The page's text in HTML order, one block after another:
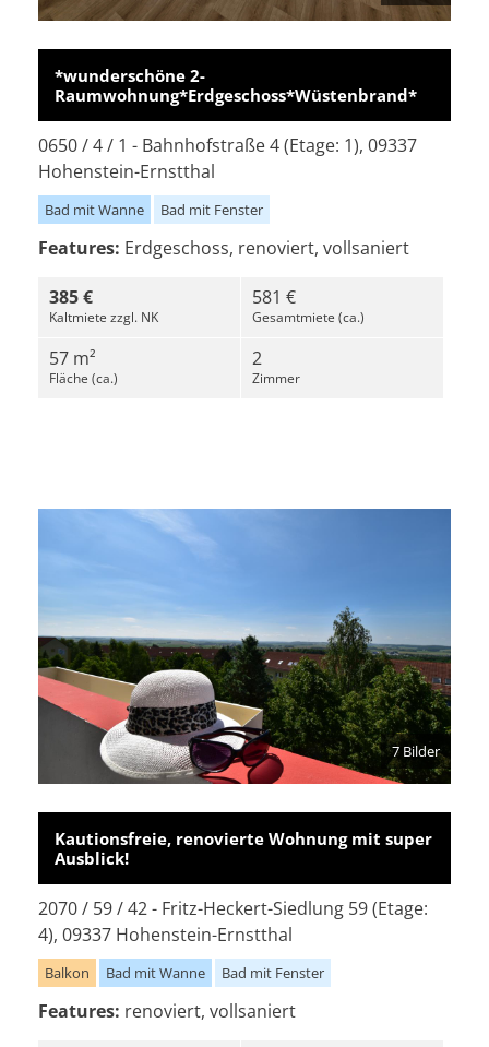
*wunderschöne 2-
Raumwohnung*Erdgeschoss*Wüstenbrand*
0650 / 4 / 1 - Bahnhofstraße 4 (Etage: 1), 09337
Hohenstein-Ernstthal
Bad mit Wanne Bad mit Fenster
Features: Erdgeschoss, renoviert, vollsaniert
385 €
Kaltmiete zzgl. NK
581 €
Gesamtmiete (ca.)
57 m²
Fläche (ca.)
2
Zimmer
7 Bilder
Kautionsfreie, renovierte Wohnung mit super
Ausblick!
2070 / 59 / 42 - Fritz-Heckert-Siedlung 59 (Etage:
4), 09337 Hohenstein-Ernstthal
Balkon Bad mit Wanne Bad mit Fenster
Features: renoviert, vollsaniert